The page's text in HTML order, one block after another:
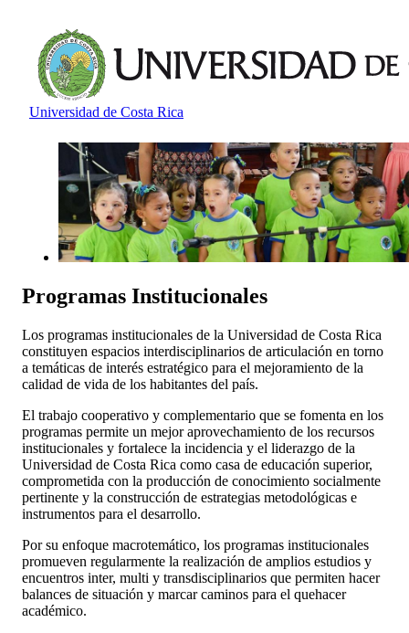
Universidad de Costa Rica
Programas Institucionales
Los programas institucionales de la Universidad de Costa Rica
constituyen espacios interdisciplinarios de articulación en torno
a temáticas de interés estratégico para el mejoramiento de la
calidad de vida de los habitantes del país.
El trabajo cooperativo y complementario que se fomenta en los
programas permite un mejor aprovechamiento de los recursos
institucionales y fortalece la incidencia y el liderazgo de la
Universidad de Costa Rica como casa de educación superior,
comprometida con la producción de conocimiento socialmente
pertinente y la construcción de estrategias metodológicas e
instrumentos para el desarrollo.
Por su enfoque macrotemático, los programas institucionales
promueven regularmente la realización de amplios estudios y
encuentros inter, multi y transdisciplinarios que permiten hacer
balances de situación y marcar caminos para el quehacer
académico.